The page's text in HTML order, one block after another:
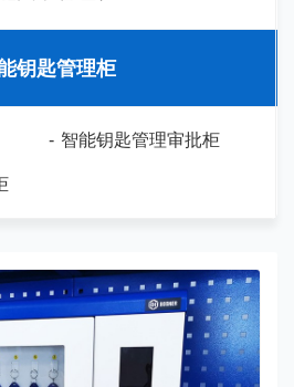
钥匙管理柜
- 智能钥匙管理审批柜